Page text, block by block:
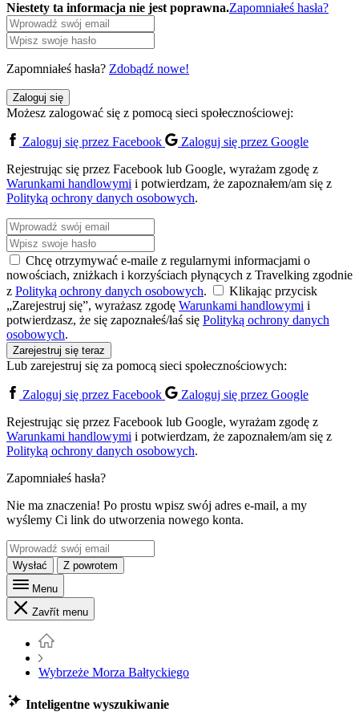
Niestety ta informacja nie jest poprawna.Zapomniałeś hasła?
Zapomniałeś hasła? Zdobądź nowe!
Zaloguj się
Możesz zalogować się z pomocą sieci społecznościowej:
Zaloguj się przez Facebook
Zaloguj się przez Google
Rejestrując się przez Facebook lub Google, wyrażam zgodę z
Warunkami handlowymi i potwierdzam, że zapoznałem/am się z
Polityką ochrony danych osobowych.
Chcę otrzymywać e-maile z regularnymi informacjami o
nowościach, zniżkach i korzyściach płynących z Travelking zgodnie
z Polityką ochrony danych osobowych.
Klikając przycisk
„Zarejestruj się”, wyrażasz zgodę Warunkami handlowymi i
potwierdzasz, że się zapoznałeś/łaś się Polityką ochrony danych
osobowych.
Zarejestruj się teraz
Lub zarejestruj się za pomocą sieci społecznościowych:
Zaloguj się przez Facebook
Zaloguj się przez Google
Rejestrując się przez Facebook lub Google, wyrażam zgodę z
Warunkami handlowymi i potwierdzam, że zapoznałem/am się z
Polityką ochrony danych osobowych.
Zapomniałeś hasła?
Nie ma znaczenia! Po prostu wpisz swój adres e-mail, a my
wyślemy Ci link do utworzenia nowego konta.
Wysłać
Z powrotem
Menu
Zavřít menu
Wybrzeże Morza Bałtyckiego
Inteligentne wyszukiwanie